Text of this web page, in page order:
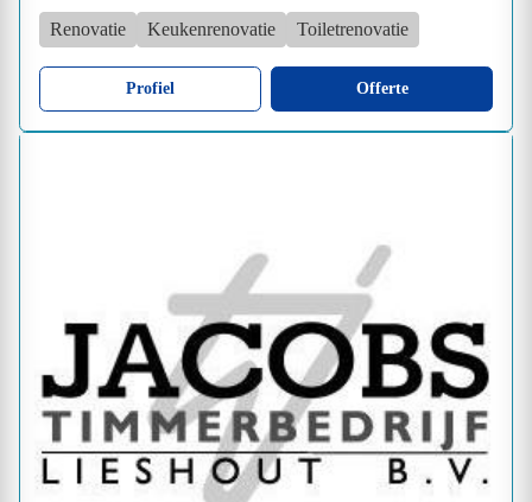
Renovatie Keukenrenovatie Toiletrenovatie
Profiel Offerte